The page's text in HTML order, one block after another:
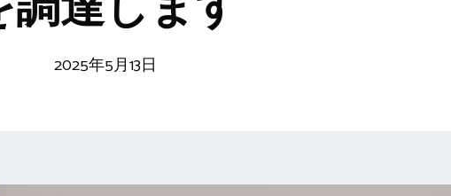
2025年5月13日